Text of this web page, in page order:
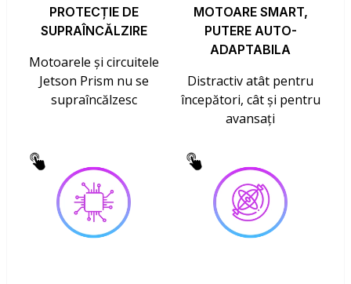
PROTECȚIE DE
SUPRAÎNCĂLZIRE
Motoarele și circuitele
Jetson Prism nu se
supraîncălzesc
MOTOARE SMART,
PUTERE AUTO-
ADAPTABILA
Distractiv atât pentru
începători, cât și pentru
avansați